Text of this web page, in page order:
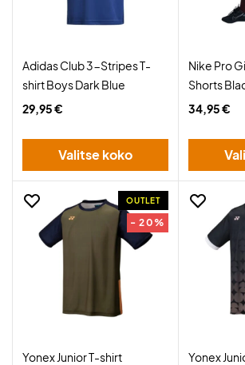
Adidas Club 3-Stripes T-
shirt Boys Dark Blue
29,95 €
Valitse koko
Nike Pro
Shorts
34,95 €
OUTLET
- 20%
Yonex Junior T-shirt
Yonex